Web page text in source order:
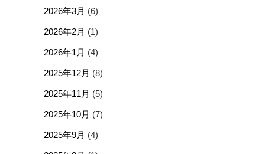
2026年3月 (6)
2026年2月 (1)
2026年1月 (4)
2025年12月 (8)
2025年11月 (5)
2025年10月 (7)
2025年9月 (4)